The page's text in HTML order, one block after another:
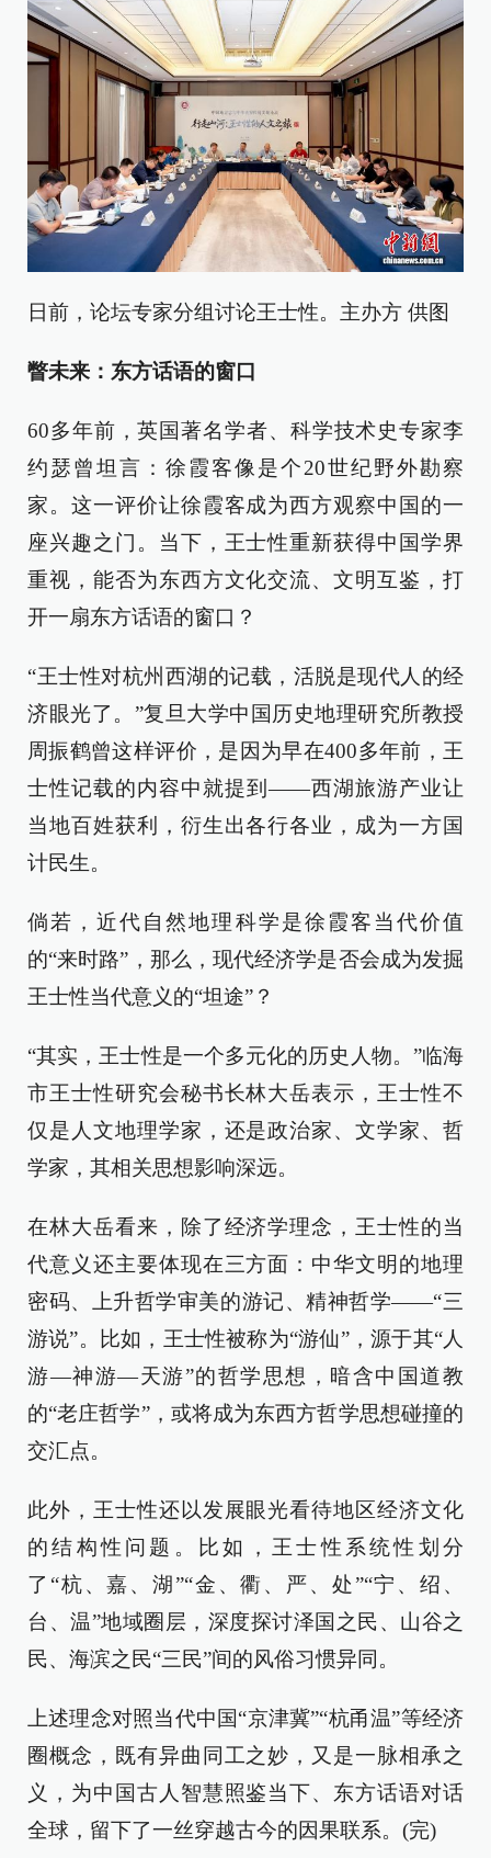
日前，论坛专家分组讨论王士性。主办方 供图
瞥未来：东方话语的窗口
60多年前，英国著名学者、科学技术史专家李
约瑟曾坦言：徐霞客像是个20世纪野外勘察
家。这一评价让徐霞客成为西方观察中国的一
座兴趣之门。当下，王士性重新获得中国学界
重视，能否为东西方文化交流、文明互鉴，打
开一扇东方话语的窗口？
“王士性对杭州西湖的记载，活脱是现代人的经
济眼光了。”复旦大学中国历史地理研究所教授
周振鹤曾这样评价，是因为早在400多年前，王
士性记载的内容中就提到——西湖旅游产业让
当地百姓获利，衍生出各行各业，成为一方国
计民生。
倘若，近代自然地理科学是徐霞客当代价值
的“来时路”，那么，现代经济学是否会成为发掘
王士性当代意义的“坦途”？
“其实，王士性是一个多元化的历史人物。”临海
市王士性研究会秘书长林大岳表示，王士性不
仅是人文地理学家，还是政治家、文学家、哲
学家，其相关思想影响深远。
在林大岳看来，除了经济学理念，王士性的当
代意义还主要体现在三方面：中华文明的地理
密码、上升哲学审美的游记、精神哲学——“三
游说”。比如，王士性被称为“游仙”，源于其“人
游—神游—天游”的哲学思想，暗含中国道教
的“老庄哲学”，或将成为东西方哲学思想碰撞的
交汇点。
此外，王士性还以发展眼光看待地区经济文化
的结构性问题。比如，王士性系统性划分
了“杭、嘉、湖”“金、衢、严、处”“宁、绍、
台、温”地域圈层，深度探讨泽国之民、山谷之
民、海滨之民“三民”间的风俗习惯异同。
上述理念对照当代中国“京津冀”“杭甬温”等经济
圈概念，既有异曲同工之妙，又是一脉相承之
义，为中国古人智慧照鉴当下、东方话语对话
全球，留下了一丝穿越古今的因果联系。(完)